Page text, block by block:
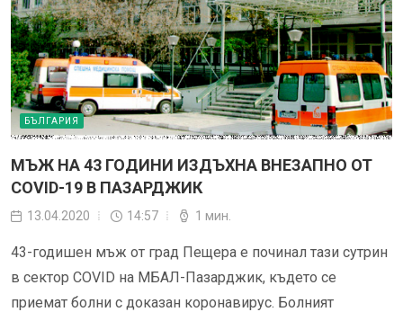
БЪЛГАРИЯ
МЪЖ НА 43 ГОДИНИ ИЗДЪХНА ВНЕЗАПНО ОТ
COVID-19 В ПАЗАРДЖИК
13.04.2020 14:57 1 мин.
43-годишен мъж от град Пещера е починал тази сутрин
в сектор COVID на МБАЛ-Пазарджик, където се
приемат болни с доказан коронавирус. Болният